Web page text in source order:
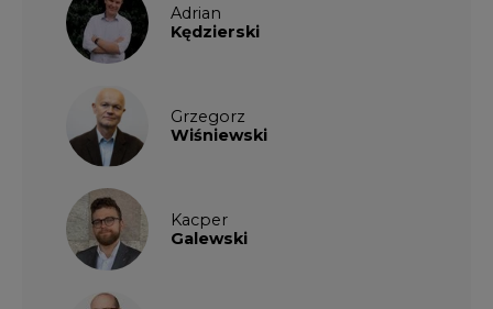
Adrian
Kędzierski
Grzegorz
Wiśniewski
Kacper
Galewski